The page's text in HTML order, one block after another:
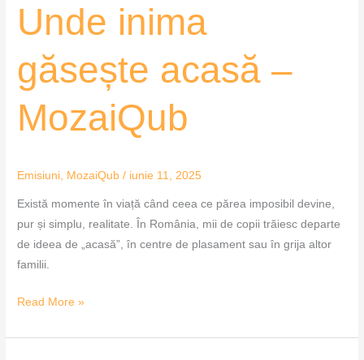
Unde inima
găsește acasă –
MozaiQub
Emisiuni MozaiQub / iunie 11, 2025
Există momente în viață când ceea ce părea imposibil devine,
pur și simplu, realitate. În România, mii de copii trăiesc departe
de ideea de „acasă”, în centre de plasament sau în grija altor
familii.
Read More »